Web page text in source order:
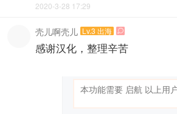
2020-3-28 17:29
壳儿啊壳儿 Lv.3 出海 
感谢汉化，整理辛苦